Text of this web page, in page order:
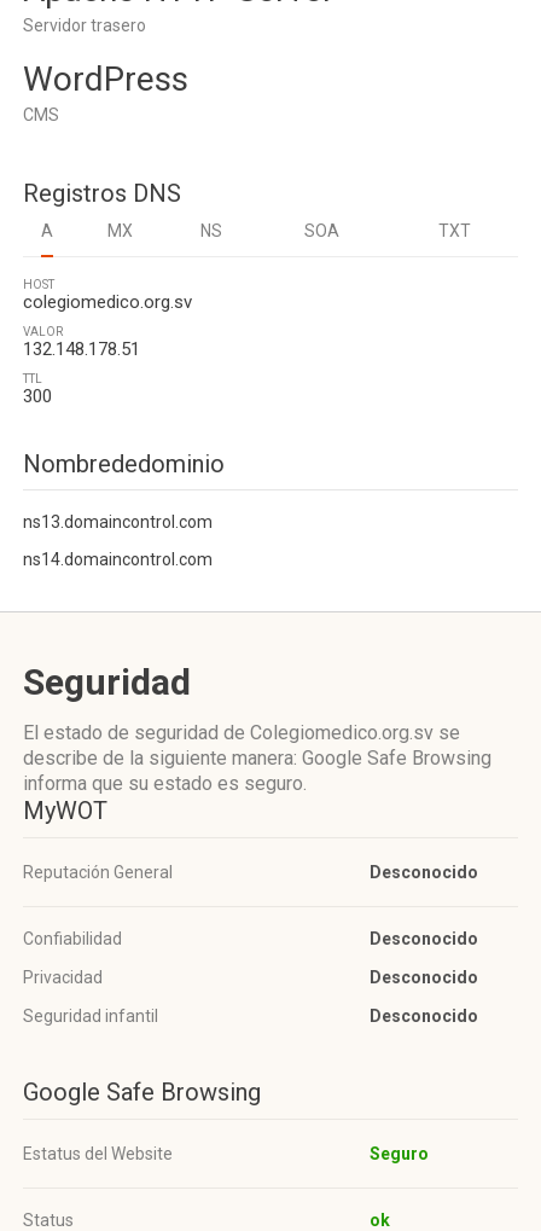
Servidor trasero
WordPress
CMS
Registros DNS
A MX NS SOA TXT
HOST
colegiomedico.org.sv
VALOR
132.148.178.51
TTL
300
Nombrededominio
ns13.domaincontrol.com
ns14.domaincontrol.com
Seguridad
El estado de seguridad de Colegiomedico.org.sv se
describe de la siguiente manera: Google Safe Browsing
informa que su estado es seguro.
MyWOT
Reputación General Desconocido
Confiabilidad
Desconocido
Privacidad
Desconocido
Seguridad infantil
Desconocido
Google Safe Browsing
Estatus del Website Seguro
Status ok